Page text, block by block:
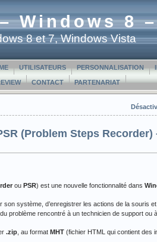
Windows 8
8 et 7, Windows Vista
UTILISATEURS PERSONNALISATION
CONTACT PARTENARIAT
(Problem Steps Recorder)
ou PSR) est une nouvelle fonctionnalité dans
système, d’enregistrer les actions de la souris
problème rencontré à un technicien de support ou
.zip , au format MHT (fichier HTML qui contient des